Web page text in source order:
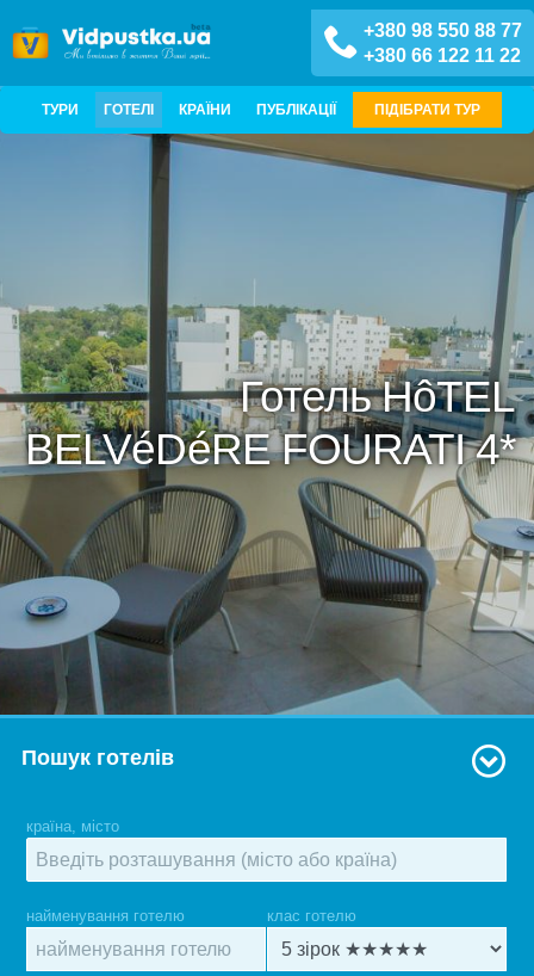
+380 98 550 88 77
+380 66 122 11 22
ТУРИ ГОТЕЛІ КРАЇНИ ПУБЛІКАЦІЇ ПІДІБРАТИ ТУР
Готель HôTEL
BELVéDéRE FOURATI 4*
Пошук готелів
країна, місто
найменування готелю клас готелю